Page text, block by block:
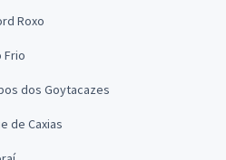
Roxo
Frio
dos Goytacazes
de Caxias